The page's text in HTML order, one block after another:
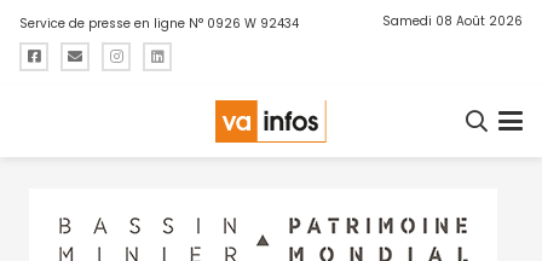
Service de presse en ligne N° 0926 W 92434 Samedi 08 Août 2026